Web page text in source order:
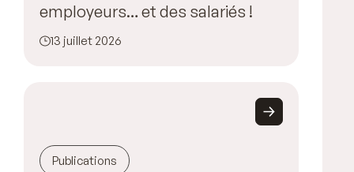
employeurs… et des salariés !
13 juillet 2026
Publications